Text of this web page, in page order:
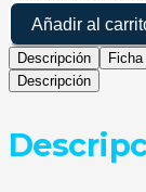
Añadir al
Descripción
Descripción